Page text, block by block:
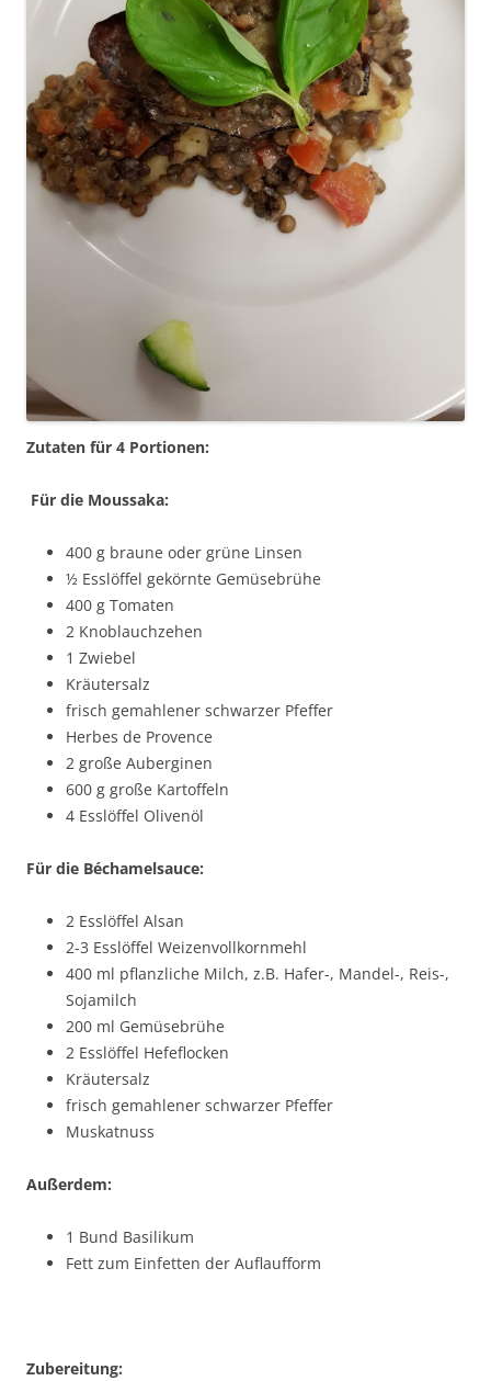
Zutaten für 4 Portionen:
Für die Moussaka:
400 g braune oder grüne Linsen
½ Esslöffel gekörnte Gemüsebrühe
400 g Tomaten
2 Knoblauchzehen
1 Zwiebel
Kräutersalz
frisch gemahlener schwarzer Pfeffer
Herbes de Provence
2 große Auberginen
600 g große Kartoffeln
4 Esslöffel Olivenöl
Für die Béchamelsauce:
2 Esslöffel Alsan
2-3 Esslöffel Weizenvollkornmehl
400 ml pflanzliche Milch, z.B. Hafer-, Mandel-, Reis-,
Sojamilch
200 ml Gemüsebrühe
2 Esslöffel Hefeflocken
Kräutersalz
frisch gemahlener schwarzer Pfeffer
Muskatnuss
Außerdem:
1 Bund Basilikum
Fett zum Einfetten der Auflaufform
Zubereitung: